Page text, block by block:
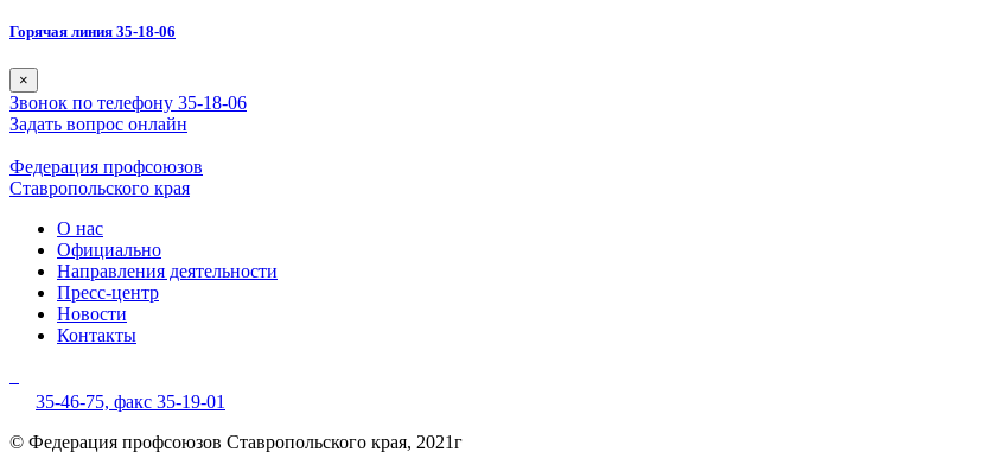
Горячая линия 35-18-06
×
Звонок по телефону 35-18-06
Задать вопрос онлайн
Федерация профсоюзов
Ставропольского края
О нас
Официально
Направления деятельности
Пресс-центр
Новости
Контакты
35-46-75, факс 35-19-01
© Федерация профсоюзов Ставропольского края, 2021г